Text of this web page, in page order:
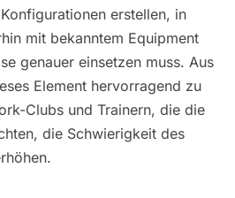
erstellen, in
mit bekanntem Equipment
genauer einsetzen muss. Aus
Element hervorragend zu
Clubs und Trainern, die die
die Schwierigkeit des